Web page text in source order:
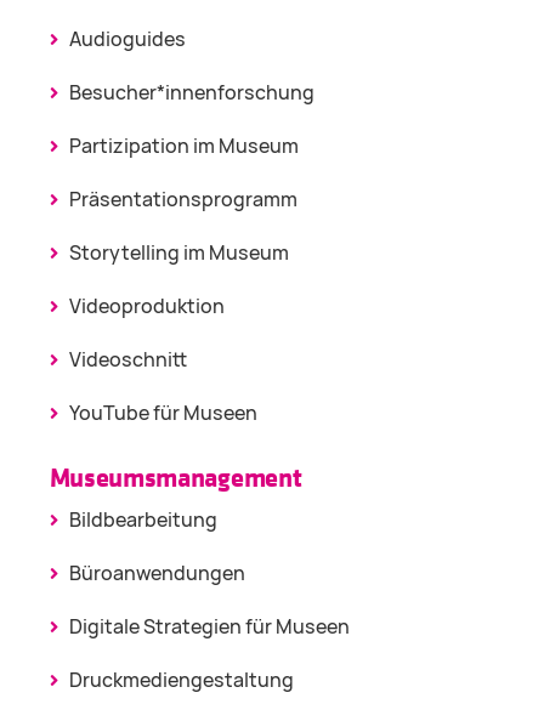
Audioguides
Besucher*innenforschung
Partizipation im Museum
Präsentationsprogramm
Storytelling im Museum
Videoproduktion
Videoschnitt
YouTube für Museen
Museumsmanagement
Bildbearbeitung
Büroanwendungen
Digitale Strategien für Museen
Druckmediengestaltung